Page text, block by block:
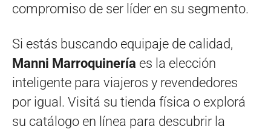
compromiso de ser líder en su segmento.
Si estás buscando equipaje de calidad,
Manni Marroquinería es la elección
inteligente para viajeros y revendedores
por igual. Visitá su tienda física o explorá
su catálogo en línea para descubrir la